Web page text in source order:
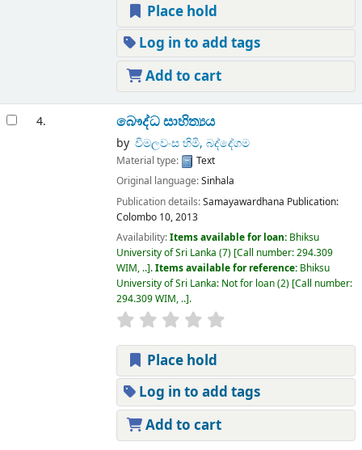
Place hold
Log in to add tags
Add to cart
4. බෞද්ධ සාහිත්‍යය
by විමලවංස හිමි, බද්දේගම
Material type:
Text
Original language:Sinhala
Publication details:Samayawardhana Publication:
Colombo 10,2013
Availability:Items available for loan: Bhiksu
University of Sri Lanka (7) Call number:294.309
WIM, .. .Items available for reference: Bhiksu
University of Sri Lanka: Not for loan(2) Call number:
294.309 WIM, .. .
Place hold
Log in to add tags
Add to cart